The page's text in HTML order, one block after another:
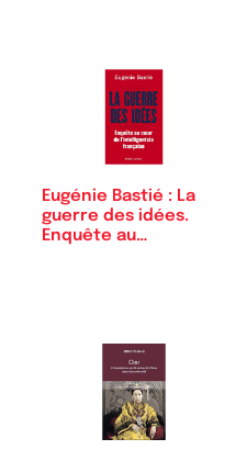
Eugénie Bastié : La
guerre des idées.
Enquête au…